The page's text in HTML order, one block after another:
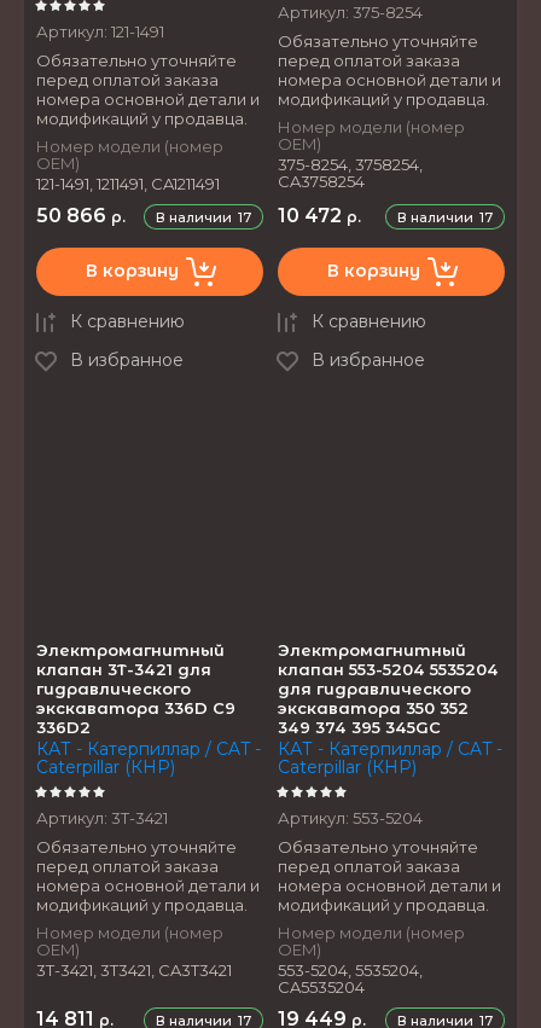
Артикул: 121-1491
Обязательно уточняйте
перед оплатой заказа
номера основной детали и
модификаций у продавца.
Номер модели (номер
OEM)
121-1491, 1211491, CA1211491
В наличии 17
50 866 р.
В корзину
К сравнению
В избранное
Артикул: 375-8254
Обязательно уточняйте
перед оплатой заказа
номера основной детали и
модификаций у продавца.
Номер модели (номер
OEM)
375-8254, 3758254,
CA3758254
В наличии 17
10 472 р.
В корзину
К сравнению
В избранное
Электромагнитный
клапан 3T-3421 для
гидравлического
экскаватора 336D C9
336D2
КАТ - Катерпиллар / CAT -
Caterpillar (КНР)
Артикул: 3T-3421
Обязательно уточняйте
перед оплатой заказа
номера основной детали и
модификаций у продавца.
Номер модели (номер
OEM)
3T-3421, 3T3421, CA3T3421
В наличии 17
14 811 р.
Электромагнитный
клапан 553-5204 5535204
для гидравлического
экскаватора 350 352
349 374 395 345GC
КАТ - Катерпиллар / CAT -
Caterpillar (КНР)
Артикул: 553-5204
Обязательно уточняйте
перед оплатой заказа
номера основной детали и
модификаций у продавца.
Номер модели (номер
OEM)
553-5204, 5535204,
CA5535204
В наличии 17
19 449 р.